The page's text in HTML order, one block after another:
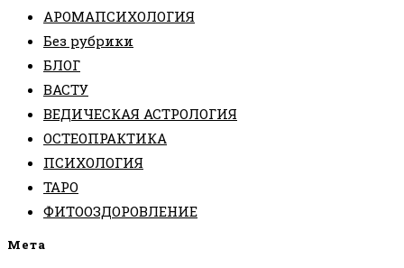
АРОМАПСИХОЛОГИЯ
Без рубрики
БЛОГ
ВАСТУ
ВЕДИЧЕСКАЯ АСТРОЛОГИЯ
ОСТЕОПРАКТИКА
ПСИХОЛОГИЯ
ТАРО
ФИТООЗДОРОВЛЕНИЕ
Мета